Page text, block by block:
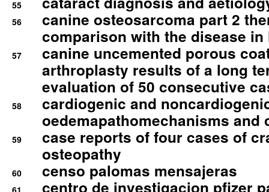
55
56
canine osteosarcoma part 2
comparison with the disease in
57
canine uncemented porous
arthroplasty results of a long
evaluation of 50 consecutive
58
cardiogenic and
oedemapathomechanisms and
59
case reports of four cases of
osteopathy
60 censo palomas mensajeras
centro de investigacion pfizer